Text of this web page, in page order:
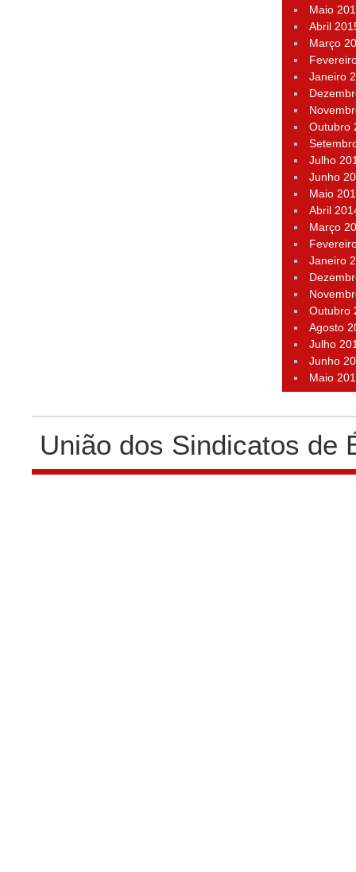
Maio
Abril
Março
Janeiro
Outubro
Julho
Junho
Maio
Abril
Março
Janeiro
Outubro
Agosto
Julho
Junho
Maio
União dos Sindicatos de